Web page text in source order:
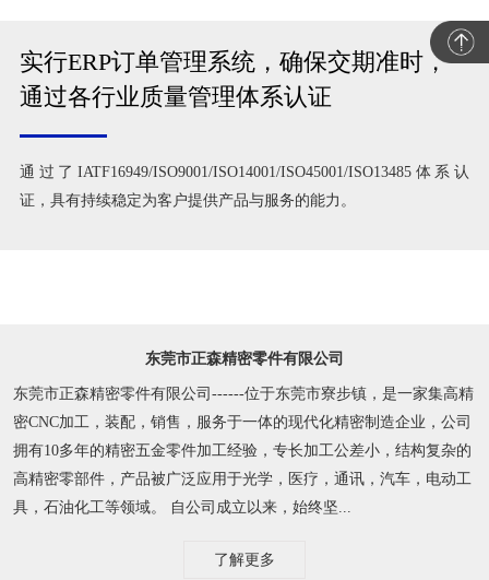
实行ERP订单管理系统，确保交期准时，
通过各行业质量管理体系认证
通过了IATF16949/ISO9001/ISO14001/ISO45001/ISO13485体系认
证，具有持续稳定为客户提供产品与服务的能力。
东莞市正森精密零件有限公司
东莞市正森精密零件有限公司------位于东莞市寮步镇，是一家集高精
密CNC加工，装配，销售，服务于一体的现代化精密制造企业，公司
拥有10多年的精密五金零件加工经验，专长加工公差小，结构复杂的
高精密零部件，产品被广泛应用于光学，医疗，通讯，汽车，电动工
具，石油化工等领域。 自公司成立以来，始终坚...
了解更多